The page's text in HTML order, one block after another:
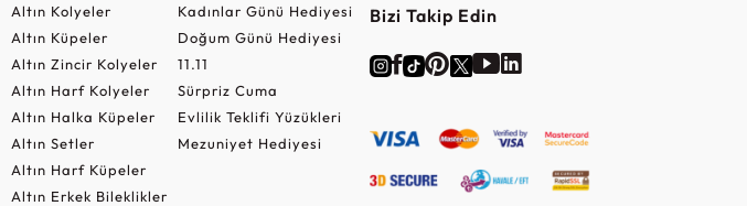
Altın Kolyeler
Altın Küpeler
Altın Zincir Kolyeler
Altın Harf Kolyeler
Altın Halka Küpeler
Altın Setler
Altın Harf Küpeler
Altın Erkek Bileklikler
Kadınlar Günü Hediyesi
Doğum Günü Hediyesi
11.11
Sürpriz Cuma
Evlilik Teklifi Yüzükleri
Mezuniyet Hediyesi
Bizi Takip Edin